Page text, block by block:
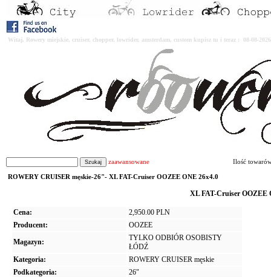
Witaj. Rowery miejskie, cruiser, chopper, lowrider, amsterdam, custom kupisz tu i teraz : 08-08-
zaawansowane Ilość
ROWERY CRUISER męskie-26"- XL FAT-Cruiser OOZEE ONE 26x4.0
XL FAT-Cruiser OOZEE
Cena:
2,950.00 PLN
Producent:
OOZEE
Magazyn:
TYLKO ODBIÓR OSOBISTY
ŁÓDŹ
Kategoria:
ROWERY CRUISER męskie
Podkategoria:
26"